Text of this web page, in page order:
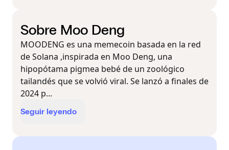
Sobre Moo Deng
MOODENG es una memecoin basada en la red
de Solana ,inspirada en Moo Deng, una
hipopótama pigmea bebé de un zoológico
tailandés que se volvió viral. Se lanzó a finales de
2024 p...
Seguir leyendo